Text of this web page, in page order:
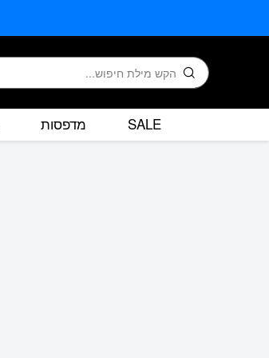
חיפוש
SALE מדפסות